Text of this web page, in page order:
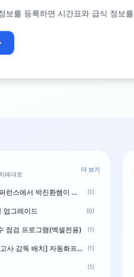
보를 등록하면 시간표와 급식 정보
례대로
더 보기
깜놀~ 부산 AI교육콘퍼런스에서 박진환쌤이 상받으려 나오셨네요~ ^^ (1)
업그레이드 (0)
점검 프로그램(엑셀전용) (1)
경기도교육청 - [정기고사 감독 배치] 자동화프로그램 보급 (1)
(1)